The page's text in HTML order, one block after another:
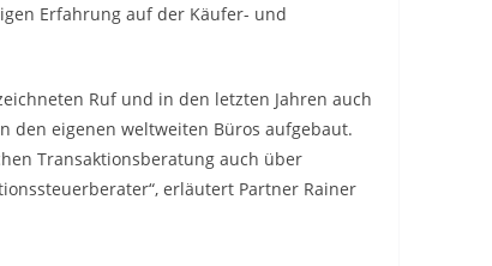
Erfahrung auf der Käufer- und
Ruf und in den letzten Jahren auch
den eigenen weltweiten Büros aufgebaut.
Transaktionsberatung auch über
erläutert Partner Rainer